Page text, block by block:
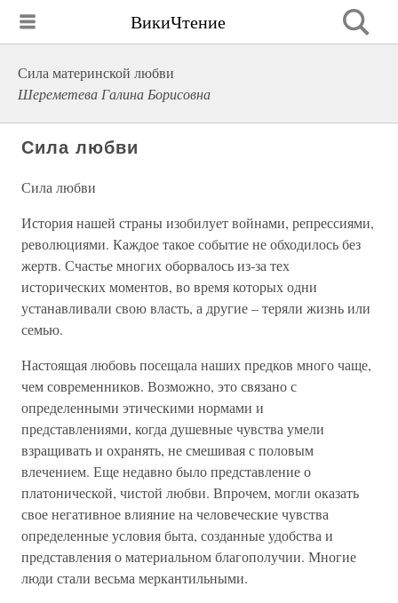
ВикиЧтение
Сила материнской любви
Шереметева Галина Борисовна
Сила любви
Сила любви
История нашей страны изобилует войнами, репрессиями,
революциями. Каждое такое событие не обходилось без
жертв. Счастье многих оборвалось из-за тех
исторических моментов, во время которых одни
устанавливали свою власть, а другие – теряли жизнь или
семью.
Настоящая любовь посещала наших предков много чаще,
чем современников. Возможно, это связано с
определенными этическими нормами и
представлениями, когда душевные чувства умели
взращивать и охранять, не смешивая с половым
влечением. Еще недавно было представление о
платонической, чистой любви. Впрочем, могли оказать
свое негативное влияние на человеческие чувства
определенные условия быта, созданные удобства и
представления о материальном благополучии. Многие
люди стали весьма меркантильными.